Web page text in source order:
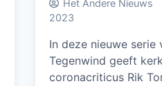
Het Andere Nieuws
2023
In deze nieuwe serie
Tegenwind geeft
coronacriticus Rik